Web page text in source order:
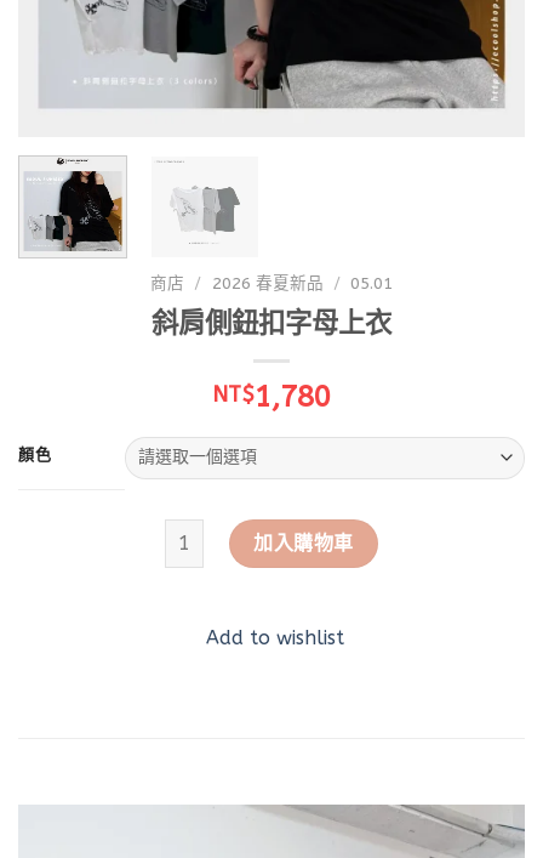
商店 / 2026 春夏新品 / 05.01
斜肩側鈕扣字母上衣
NT$1,780
顏色
斜肩側鈕扣字母上衣 數量
加入購物車
Add to wishlist